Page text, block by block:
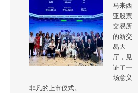
马来西
亚股票
交易所
的新交
易大
厅，见
证了一
场意义
非凡的上市仪式。